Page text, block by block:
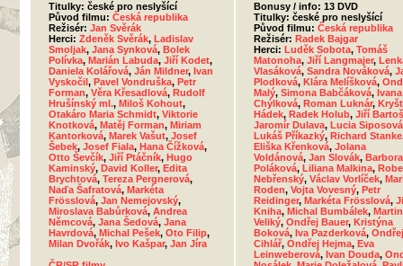
Titulky: české pro neslyšící
Původ filmu: Česká republika
Režisér: Jan Svěrák
Herci: Zdeněk Svěrák, Ladislav
Smoljak, Jana Synková, Bolek
Polívka, Marián Labuda, Jiří Kodet,
Daniela Kolářová, Ján Mildner, Ivan
Vyskočil, Pavel Vondruška, Petr
Forman, Věra Křesadlová, Rudolf
Hrušínský ml., Miloš Kohout,
Otakáro Maria Schmidt, Viktorie
Knotková, Matěj Forman, Miriam
Kantorková, Marek Vašut, Josef
Šebek, Josef Fiala, Hana Čížková,
Otto Ševčík, Jiří Ptáčník, Hugo
Kaminský, David Koller, Edita
Brychtová, Tereza Pergnerová,
Naďa Šafratová, Markéta
Frösslová, Jan Nemejovský,
Miroslava Babůrková, Andrea
Němcová, Jana Šedová, Jana
Havrdová, Michal Pešek, Oto Filip,
Milan Dvořák, Ivo Kašpar, Jan Jíra
Bonusy / info: 13 DVD
Titulky: české pro neslyšící
Původ filmu: Česká republika
Režisér: Radek Bajgar
Herci: Luděk Sobota, Tomáš
Matonoha, Jiří Langmajer,
Vlasáková, Sandra Nováková,
Plodková, Klára Melíšková,
Malý, Simona Babčáková, Ivana
Chýlková, Roman Luknár,
Hádek, Radek Holub, Jiří
Jaromír Dulava, Lucia Siposová
Lukáš Příkazký, Richard Stanke
Eliška Křenková, Jolana
Voldánová, Jan Slovák, Barbora
Poláková, Liliana Malkina,
Nebřenský, Václav Vorlíček,
Roden, Vojta Vovesný, Petr
Reidinger, Markéta Frösslová,
Kniha, Michal Bumbálek, Martin
Veliký, Ondřej Bauer, Kristýna
Boková, Iva Pazderková, Ondřej
Cihlář, Ondřej Hejma, Eva
Leinweberová, Ivan Douda,